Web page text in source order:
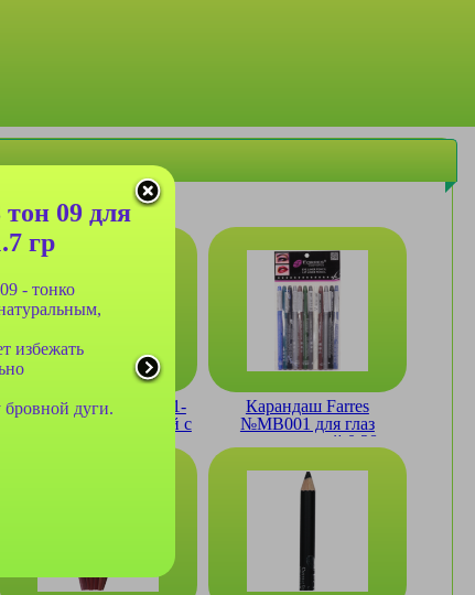
09 для
гр
- тонко
избежать
дуги.
Карандаш Farres №021-
204 черный для бровей с
Карандаш Farres
№MB001 для глаз
автоматический 0.28гр